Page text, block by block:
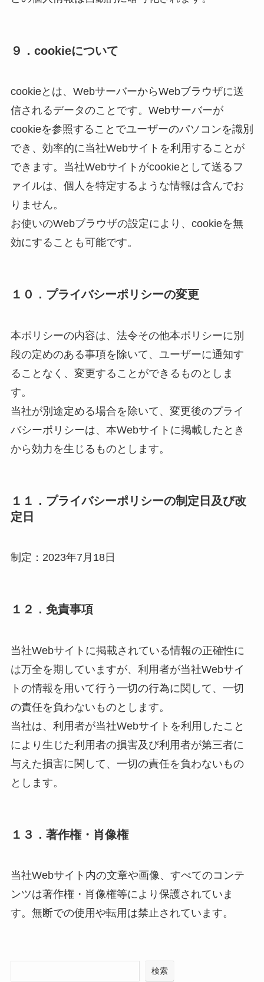
９．cookieについて
cookieとは、WebサーバーからWebブラウザに送
信されるデータのことです。Webサーバーが
cookieを参照することでユーザーのパソコンを識別
でき、効率的に当社Webサイトを利用することが
できます。当社Webサイトがcookieとして送るフ
ァイルは、個人を特定するような情報は含んでお
りません。
お使いのWebブラウザの設定により、cookieを無
効にすることも可能です。
１０．プライバシーポリシーの変更
本ポリシーの内容は、法令その他本ポリシーに別
段の定めのある事項を除いて、ユーザーに通知す
ることなく、変更することができるものとしま
す。
当社が別途定める場合を除いて、変更後のプライ
バシーポリシーは、本Webサイトに掲載したとき
から効力を生じるものとします。
１１．プライバシーポリシーの制定日及び改
定日
制定：2023年7月18日
１２．免責事項
当社Webサイトに掲載されている情報の正確性に
は万全を期していますが、利用者が当社Webサイ
トの情報を用いて行う一切の行為に関して、一切
の責任を負わないものとします。
当社は、利用者が当社Webサイトを利用したこと
により生じた利用者の損害及び利用者が第三者に
与えた損害に関して、一切の責任を負わないもの
とします。
１３．著作権・肖像権
当社Webサイト内の文章や画像、すべてのコンテ
ンツは著作権・肖像権等により保護されていま
す。無断での使用や転用は禁止されています。
検索